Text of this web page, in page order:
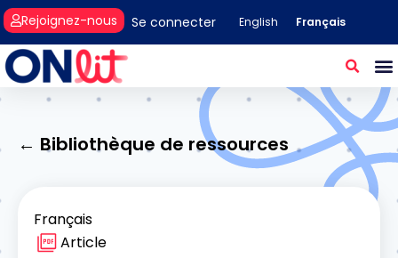
Se connecter
Rejoignez-nous English Français
← Bibliothèque de ressources
Français
Article